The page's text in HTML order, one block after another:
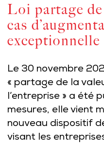
Loi partage
cas
exceptionnelle
Le 30 novembre
« partage de la
l’entreprise » a été
mesures, elle vient
nouveau dispositif
visant les